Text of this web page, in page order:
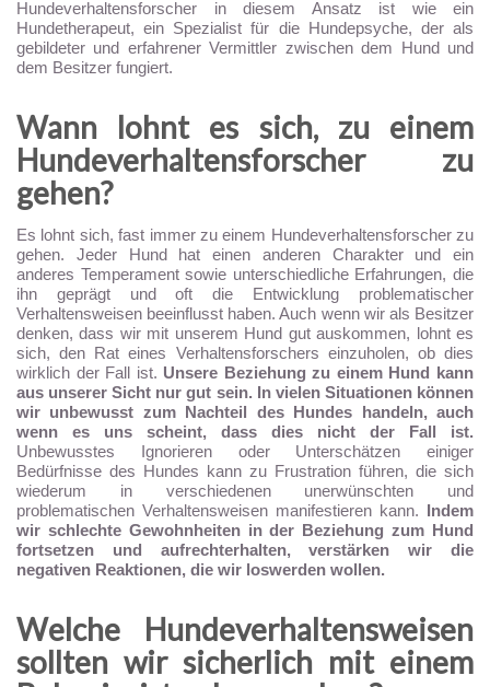
Hundeverhaltensforscher in diesem Ansatz ist wie ein
Hundetherapeut, ein Spezialist für die Hundepsyche, der als
gebildeter und erfahrener Vermittler zwischen dem Hund und
dem Besitzer fungiert.
Wann lohnt es sich, zu einem
Hundeverhaltensforscher zu
gehen?
Es lohnt sich, fast immer zu einem Hundeverhaltensforscher zu
gehen. Jeder Hund hat einen anderen Charakter und ein
anderes Temperament sowie unterschiedliche Erfahrungen, die
ihn geprägt und oft die Entwicklung problematischer
Verhaltensweisen beeinflusst haben. Auch wenn wir als Besitzer
denken, dass wir mit unserem Hund gut auskommen, lohnt es
sich, den Rat eines Verhaltensforschers einzuholen, ob dies
wirklich der Fall ist. Unsere Beziehung zu einem Hund kann
aus unserer Sicht nur gut sein. In vielen Situationen können
wir unbewusst zum Nachteil des Hundes handeln, auch
wenn es uns scheint, dass dies nicht der Fall ist.
Unbewusstes Ignorieren oder Unterschätzen einiger
Bedürfnisse des Hundes kann zu Frustration führen, die sich
wiederum in verschiedenen unerwünschten und
problematischen Verhaltensweisen manifestieren kann. Indem
wir schlechte Gewohnheiten in der Beziehung zum Hund
fortsetzen und aufrechterhalten, verstärken wir die
negativen Reaktionen, die wir loswerden wollen.
Welche Hundeverhaltensweisen
sollten wir sicherlich mit einem